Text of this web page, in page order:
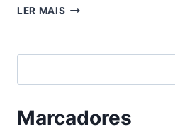
LER MAIS CINEBOX
Marcadores